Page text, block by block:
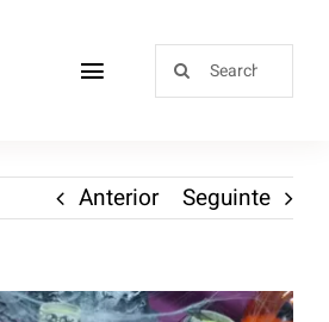
Anterior Seguinte